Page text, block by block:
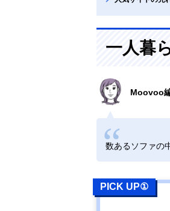
一人暮
Moovoo
数あるソファの
PICK UP①